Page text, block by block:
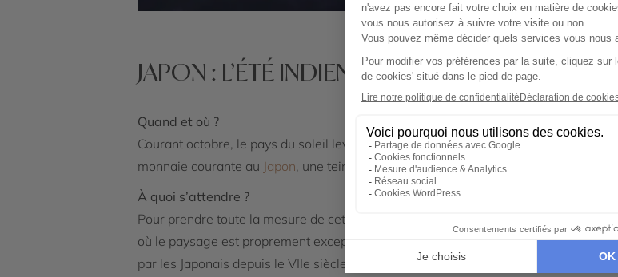
Lac Pielinen, Finlande
JAPON : L’ÉTÉ INDIEN NOMMÉ KOYO
Quand et où ?
Courant octobre, le pays du soleil levant vit au rythme des couleurs de l’été
monnaie courante au Japon, une teinte rougeoyante se répand partout, dans
À quoi s’attendre ?
Pour prendre toute la mesure de cette nature qui vire au rouge, l’idéal est de se
où le paysage est proprement exceptionnel ! Est-ce en raison de ce représente le
par les Japonais depuis le VIIe siècle et le voient comme un site divin porteur de